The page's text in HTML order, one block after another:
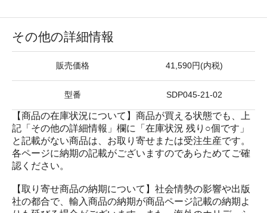
その他の詳細情報
販売価格 41,590円(内税)
型番 SDP045-21-02
【商品の在庫状況について】商品が買える状態でも、上
記「その他の詳細情報」欄に「在庫状況 残り○個です」
と記載がない商品は、お取り寄せまたは受注生産です。
各ページに納期の記載がございますのであらためてご確
認ください。
【取り寄せ商品の納期について】社会情勢の影響や出版
社の都合で、輸入商品の納期が商品ページ記載の納期よ